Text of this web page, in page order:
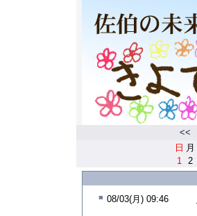
<<
日 月
1
2
■ 08/03(月) 09:46